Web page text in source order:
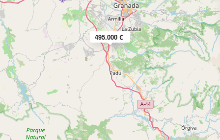
495.000 €